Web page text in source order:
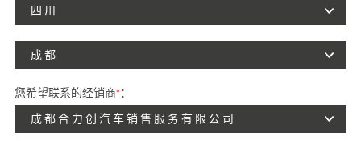
四川
成都
您希望联系的经销商*：
成都合力创汽车销售服务有限公司